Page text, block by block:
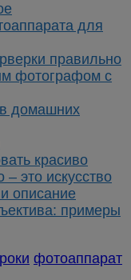
для
правильно
фотографом с
домашних
красиво
это искусство
описание
примеры
фотоаппарат